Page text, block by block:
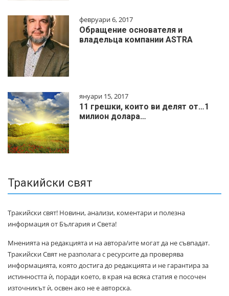
февруари 6, 2017
Обращение основателя и
владельца компании ASTRA
януари 15, 2017
11 грешки, които ви делят от…1
милиoн дoлapa…
Тракийски свят
Тракийски свят! Новини, анализи, коментари и полезна
информация от България и Света!
Мненията на редакцията и на автора/ите могат да не съвпадат.
Тракийски Свят не разполага с ресурсите да проверява
информацията, която достига до редакцията и не гарантира за
истинността ѝ, поради което, в края на всяка статия е посочен
източникът ѝ, освен ако не е авторска.